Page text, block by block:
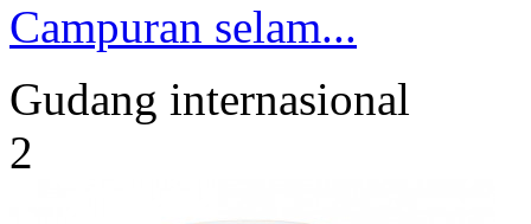
Campuran selam...
Gudang internasional
2